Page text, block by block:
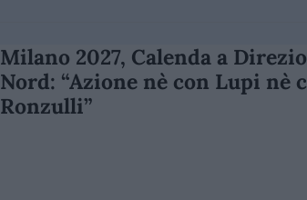
Milano 2027, Calenda a
Nord: “Azione nè con Lupi nè
Ronzulli”